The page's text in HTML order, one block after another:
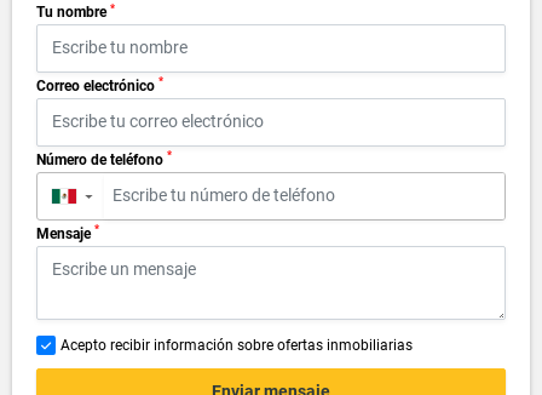
Tu nombre *
Correo electrónico *
Número de teléfono *
▼
Mensaje *
Acepto recibir información sobre ofertas inmobiliarias